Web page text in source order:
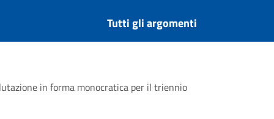
Tutti gli argomenti
in forma monocratica per il triennio